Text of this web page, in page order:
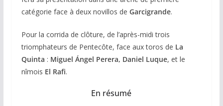
catégorie face à deux novillos de Garcigrande.
Pour la corrida de clôture, de l’après-midi trois
triomphateurs de Pentecôte, face aux toros de La
Quinta : Miguel Ángel Perera, Daniel Luque, et le
nîmois El Rafi.
En résumé